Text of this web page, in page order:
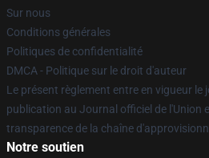
Sur nous
Conditions générales
Politiques de confidentialité
DMCA - Politique sur le droit d'auteur
Le présent règlement entre en vigueur le
publication au Journal officiel de l'Union
transparence de la chaîne
Notre soutien